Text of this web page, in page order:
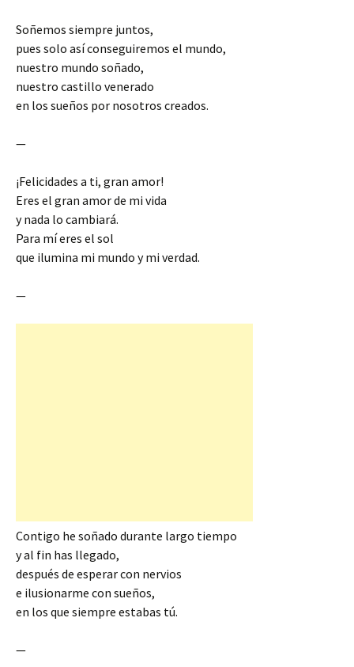
Soñemos siempre juntos,
pues solo así conseguiremos el mundo,
nuestro mundo soñado,
nuestro castillo venerado
en los sueños por nosotros creados.
—
¡Felicidades a ti, gran amor!
Eres el gran amor de mi vida
y nada lo cambiará.
Para mí eres el sol
que ilumina mi mundo y mi verdad.
—
Contigo he soñado durante largo tiempo
y al fin has llegado,
después de esperar con nervios
e ilusionarme con sueños,
en los que siempre estabas tú.
—